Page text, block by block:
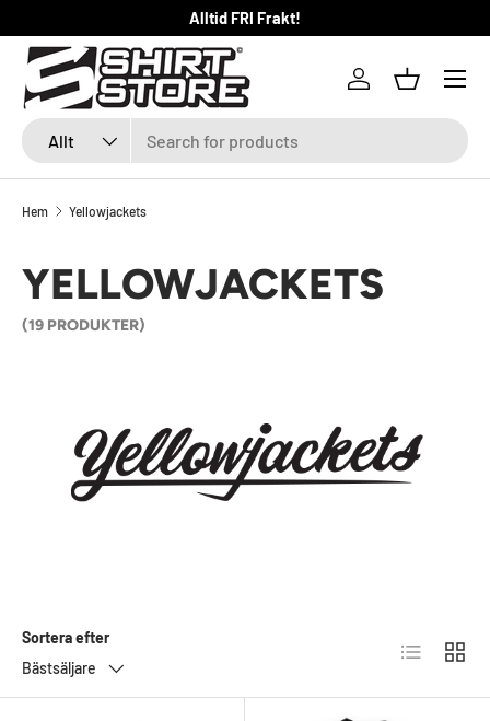
HOPPA TILL INNEHÅLLET
Alltid FRI Frakt!
Sök
Produkttyp
Allt
Logga inKundkorg
Hem Yellowjackets
YELLOWJACKETS
(19 PRODUKTER)
Sortera efter
Bästsäljare
Lista